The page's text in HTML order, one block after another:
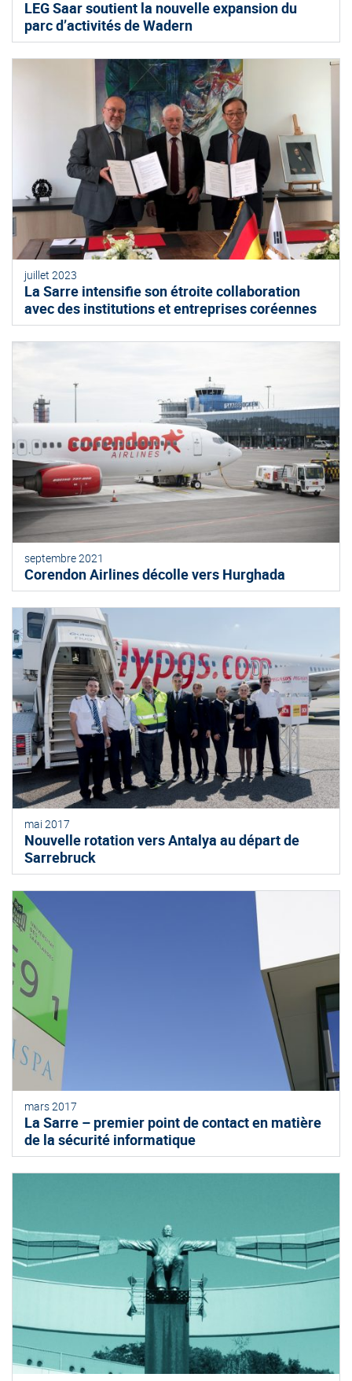
LEG Saar soutient la nouvelle expansion du
parc d’activités de Wadern
juillet 2023
La Sarre intensifie son étroite collaboration
avec des institutions et entreprises coréennes
septembre 2021
Corendon Airlines décolle vers Hurghada
mai 2017
Nouvelle rotation vers Antalya au départ de
Sarrebruck
mars 2017
La Sarre – premier point de contact en matière
de la sécurité informatique